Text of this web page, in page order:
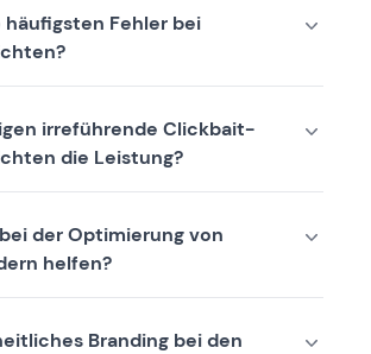
häufigsten Fehler bei
irreführende Clickbait-
die Leistung?
der Optimierung von
helfen?
Branding bei den